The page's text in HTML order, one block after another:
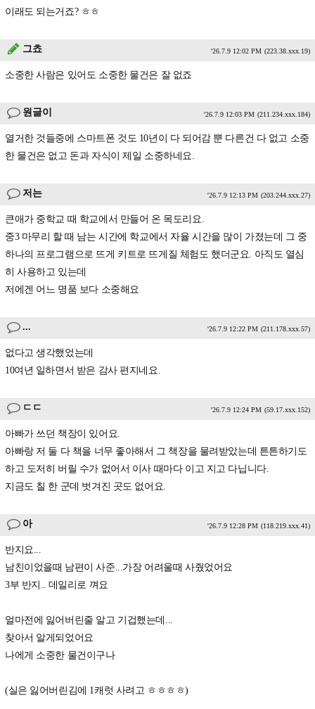
이래도 되는거죠? ㅎㅎ
그쵸 '26.7.9 12:02 PM (223.38.xxx.19)
소중한 사람은 있어도 소중한 물건은 잘 없죠
원글이 '26.7.9 12:03 PM (211.234.xxx.184)
열거한 것들중에 스마트폰 것도 10년이 다 되어감 뿐 다른건 다 없고 소중
한 물건은 없고 돈과 자식이 제일 소중하네요.
저는 '26.7.9 12:13 PM (203.244.xxx.27)
큰애가 중학교 때 학교에서 만들어 온 목도리요.
중3 마무리 할 때 남는 시간에 학교에서 자율 시간을 많이 가졌는데 그 중
하나의 프로그램으로 뜨게 키트로 뜨게질 체험도 했더군요. 아직도 열심
히 사용하고 있는데
저에겐 어느 명품 보다 소중해요
... '26.7.9 12:22 PM (211.178.xxx.57)
없다고 생각했었는데
10여년 일하면서 받은 감사 편지네요.
ㄷㄷ '26.7.9 12:24 PM (59.17.xxx.152)
아빠가 쓰던 책장이 있어요.
아빠랑 저 둘 다 책을 너무 좋아해서 그 책장을 물려받았는데 튼튼하기도
하고 도저히 버릴 수가 없어서 이사 때마다 이고 지고 다닙니다.
지금도 칠 한 군데 벗겨진 곳도 없어요.
아 '26.7.9 12:28 PM (118.219.xxx.41)
반지요...
남친이었을때 남편이 사준...가장 어려울때 사줬었어요
3부 반지.. 데일리로 껴요
얼마전에 잃어버린줄 알고 기겁했는데...
찾아서 알게되었어요
나에게 소중한 물건이구나
(실은 잃어버린김에 1캐럿 사려고 ㅎㅎㅎㅎ)